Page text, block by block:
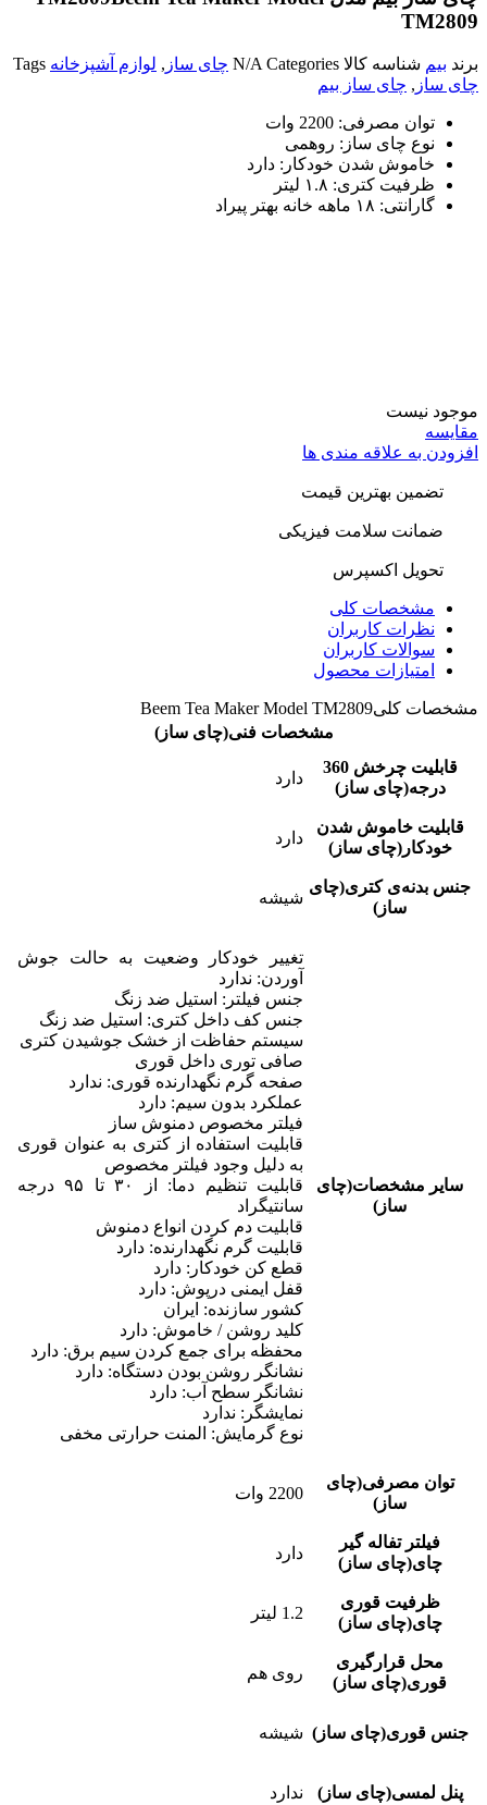
TM2809
برند بیم شناسه کالا N/ACategories چای ساز , لوازم آشپزخانه Tags
چای ساز , چای ساز بیم
توان مصرفی: 2200 وات
نوع چای ساز: روهمی
خاموش شدن خودکار: دارد
ظرفیت کتری: ۱.۸ لیتر
گارانتی: ۱۸ ماهه خانه بهتر پیراد
موجود نیست
مقایسه
افزودن به علاقه مندی ها
تضمین بهترین قیمت
ضمانت سلامت فیزیکی
تحویل اکسپرس
مشخصات کلی
نظرات کاربران
سوالات کاربران
امتیازات محصول
مشخصات کلیBeem Tea Maker Model TM2809
مشخصات فنی(چای ساز)
قابلیت چرخش 360
درجه(چای ساز)
دارد
قابلیت خاموش شدن
خودکار(چای ساز)
دارد
جنس بدنه‌ی کتری(چای
ساز)
شیشه
سایر مشخصات(چای
ساز)
تغییر خودکار وضعیت به حالت جوش
آوردن: ندارد
جنس فیلتر: استيل ضد زنگ
جنس کف داخل کتری: استیل ضد زنگ
سیستم حفاظت از خشک جوشیدن کتری
صافی توری داخل قوری
صفحه گرم نگهدارنده قوری: ندارد
عملکرد بدون سیم: دارد
فیلتر مخصوص دمنوش ساز
قابلیت استفاده از کتری به عنوان قوری
به دلیل وجود فیلتر مخصوص
قابلیت تنظیم دما: از ۳۰ تا ۹۵ درجه
سانتیگراد
قابلیت دم کردن انواع دمنوش
قابلیت گرم نگهدارنده: دارد
قطع کن خودکار: دارد
قفل ایمنی درپوش: دارد
کشور سازنده: ایران
کلید روشن / خاموش: دارد
محفظه برای جمع كردن سیم برق: دارد
نشانگر روشن بودن دستگاه: دارد
نشانگر سطح آب: دارد
نمایشگر: ندارد
نوع گرمایش: المنت حرارتی مخفی
توان مصرفی(چای
ساز)
2200 وات
فیلتر تفاله گیر
چای(چای ساز)
دارد
ظرفیت قوری
چای(چای ساز)
1.2 لیتر
محل قرارگیری
قوری(چای ساز)
روی هم
جنس قوری(چای ساز) شیشه
پنل لمسی(چای ساز) ندارد